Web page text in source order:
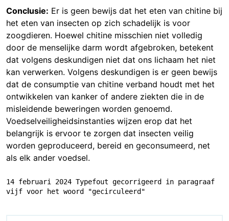
Conclusie: Er is geen bewijs dat het eten van chitine bij
het eten van insecten op zich schadelijk is voor
zoogdieren. Hoewel chitine misschien niet volledig
door de menselijke darm wordt afgebroken, betekent
dat volgens deskundigen niet dat ons lichaam het niet
kan verwerken. Volgens deskundigen is er geen bewijs
dat de consumptie van chitine verband houdt met het
ontwikkelen van kanker of andere ziekten die in de
misleidende beweringen worden genoemd.
Voedselveiligheidsinstanties wijzen erop dat het
belangrijk is ervoor te zorgen dat insecten veilig
worden geproduceerd, bereid en geconsumeerd, net
als elk ander voedsel.
14 februari 2024 Typefout gecorrigeerd in paragraaf
vijf voor het woord "gecirculeerd"